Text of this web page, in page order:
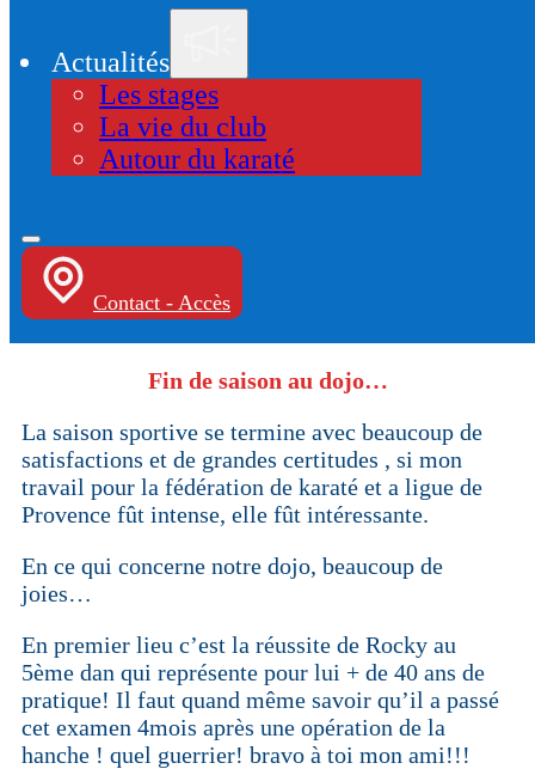
Actualités
Les stages
La vie du club
Autour du karaté
Contact - Accès
Fin de saison au dojo…
La saison sportive se termine avec beaucoup de
satisfactions et de grandes certitudes , si mon
travail pour la fédération de karaté et a ligue de
Provence fût intense, elle fût intéressante.
En ce qui concerne notre dojo, beaucoup de
joies…
En premier lieu c’est la réussite de Rocky au
5ème dan qui représente pour lui + de 40 ans de
pratique! Il faut quand même savoir qu’il a passé
cet examen 4mois après une opération de la
hanche ! quel guerrier! bravo à toi mon ami!!!